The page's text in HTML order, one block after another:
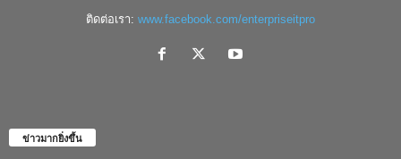
ติดต่อเรา: www.facebook.com/enterpriseitpro
ข่าวมากยิ่งขึ้น